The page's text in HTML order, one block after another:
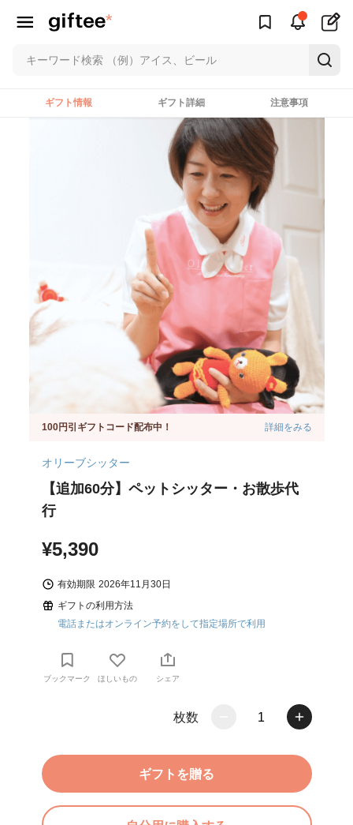
ギフト情報 ギフト詳細 注意事項
100円引ギフトコード配布中！ 詳細をみる
オリーブシッター
【追加60分】ペットシッター・お散歩代
行
¥5,390
有効期限 2026年11月30日
ギフトの利用方法
電話またはオンライン予約をして指定場所で利用
ブックマーク ほしいもの シェア
枚数 1
ギフトを贈る